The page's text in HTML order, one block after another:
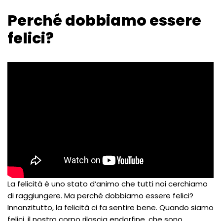
Perché dobbiamo essere
felici?
La felicità è uno stato d’animo che tutti noi cerchiamo
di raggiungere. Ma perché dobbiamo essere felici?
Innanzitutto, la felicità ci fa sentire bene. Quando siamo